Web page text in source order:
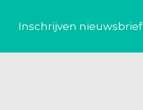
Inschrijven nieuwsbrief